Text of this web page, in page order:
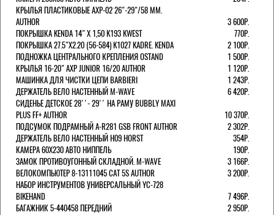
КРЫЛЬЯ ПЛАСТИКОВЫЕ AXP-02 26"-29"/58 ММ.
AUTHOR
3 600Р.
ПОКРЫШКА KENDA 14" Х 1,50 K193 KWEST
770Р.
ПОКРЫШКА 27.5"Х2.20 (56-584) K1027 KADRE. KENDA
2 100Р.
ПОДНОЖКА ЦЕНТРАЛЬНОГО КРЕПЛЕНИЯ OSTAND
1 500Р.
КРЫЛЬЯ 16-20" AXP JUNIOR 16/20 AUTHOR
1 120Р.
МАШИНКА ДЛЯ ЧИСТКИ ЦЕПИ BARBIERI
1 243Р.
ДЕРЖАТЕЛЬ ВЕЛО НАСТЕННЫЙ M-WAVE
6 420Р.
СИДЕНЬЕ ДЕТСКОЕ 28''- 29'' НА РАМУ BUBBLY MAXI
PLUS FF+ AUTHOR
10 370Р.
ПОДСУМОК ПОДРАМНЫЙ A-R281 GSB FRONT AUTHOR
2 302Р.
ДЕРЖАТЕЛЬ ВЕЛО НАСТЕННЫЙ H09 HORST
354Р.
КАМЕРА 60X230 АВТО НИППЕЛЬ
190Р.
ЗАМОК ПРОТИВОУГОННЫЙ СКЛАДНОЙ. M-WAVE
3 166Р.
ВЕЛОКОМПЬЮТЕР 8-13111045 CAT 5S AUTHOR
3 200Р.
НАБОР ИНСТРУМЕНТОВ УНИВЕРСАЛЬНЫЙ YC-728
BIKEHAND
7 496Р.
БАГАЖНИК 5-440458 ПЕРЕДНИЙ
2 950Р.